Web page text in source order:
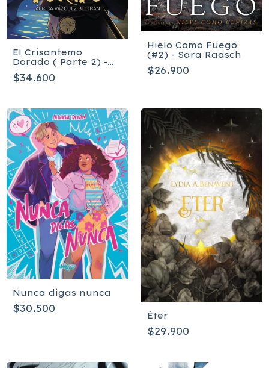
El Crisantemo
Dorado ( Parte 2) -
África Vázquez
Beltrán
$34.600
Hielo Como Fuego
(#2) - Sara Raasch
$26.900
Nunca digas nunca
$30.500
Éter
$29.900